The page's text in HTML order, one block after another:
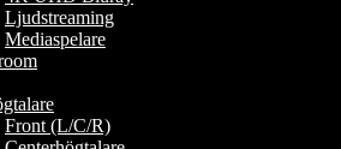
Ljudstreaming
Mediaspelare
Front (L/C/R)